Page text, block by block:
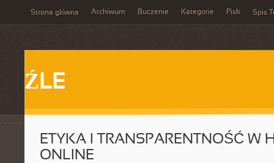
Strona główna Archiwum Buczenie Kategorie Pisk Spis
ŹLE
ETYKA I TRANSPARENTNOŚĆ W
ONLINE